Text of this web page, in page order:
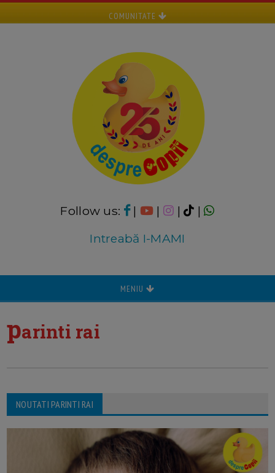
COMUNITATE
Follow us: | | |
|
Intreabă I-MAMI
MENIU
parinti rai
NOUTATI PARINTI RAI